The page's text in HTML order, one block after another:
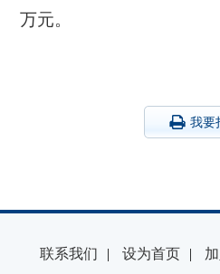
万元。
我要
联系我们 | 设为首页 |